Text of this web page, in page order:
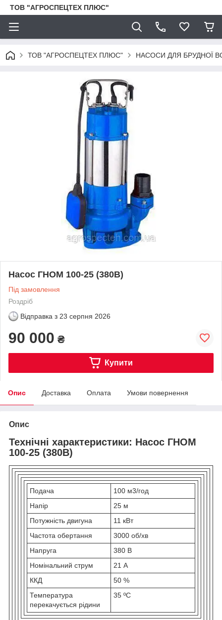
ТОВ "АГРОСПЕЦТЕХ ПЛЮС"
ТОВ "АГРОСПЕЦТЕХ ПЛЮС" НАСОСИ ДЛЯ БРУДНОЇ
Насос ГНОМ 100-25 (380В)
Під замовлення
Роздріб
Відправка з 23 серпня 2026
90 000 ₴
Купити
Опис Доставка Оплата Умови повернення
Опис
Технічні характеристики: Насос ГНОМ
100-25 (380В)
Подача
100 м3/год
Напір
25 м
Потужність двигуна
11 кВт
Частота обертання
3000 об/хв
Напруга
380 В
Номінальний струм
21 А
ККД
50 %
Температура
перекачується рідини
35 ºС